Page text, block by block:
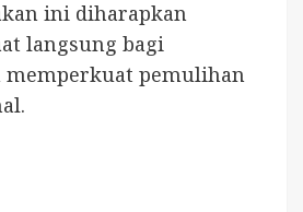
ini diharapkan
langsung bagi
memperkuat pemulihan